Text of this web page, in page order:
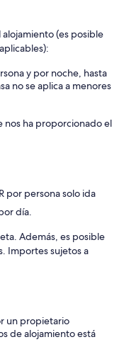
alojamiento (es posible
y por noche, hasta
no se aplica a menores
nos ha proporcionado el
por persona solo ida
día.
Además, es posible
Importes sujetos a
un propietario
de alojamiento está